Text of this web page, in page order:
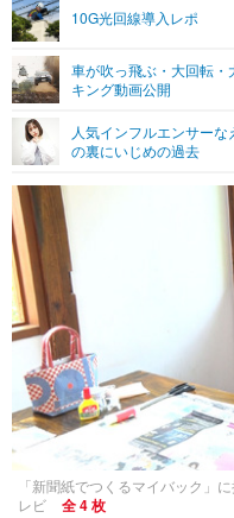
音楽
グラビア
ペット
その他
プッシュ通知の停止方法
10G光回線導入レポ
車が吹っ飛ぶ・大回転・
キング動画公開
人気インフルエンサー
の裏にいじめの過去
「新聞紙でつくるマイバック」
レビ
全 4 枚